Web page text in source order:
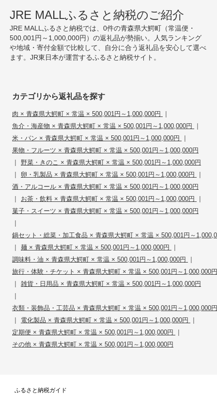
JRE MALLふるさと納税のご紹介
JRE MALLふるさと納税では、0件の青森県大鰐町（常温便・
500,001円～1,000,000円）の返礼品が勢揃い。人気ランキング
や地域・寄付金額で比較して、自分に合う返礼品を安心して選べ
ます。JR東日本が運営するふるさと納税サイト。
カテゴリから返礼品を探す
肉 × 青森県大鰐町 × 常温 × 500,001円～1,000,000円 |
魚介・海産物 × 青森県大鰐町 × 常温 × 500,001円～1,000,000円 |
米・パン × 青森県大鰐町 × 常温 × 500,001円～1,000,000円 |
果物・フルーツ × 青森県大鰐町 × 常温 × 500,001円～1,000,000円
| 野菜・きのこ × 青森県大鰐町 × 常温 × 500,001円～1,000,000円
| 卵・乳製品 × 青森県大鰐町 × 常温 × 500,001円～1,000,000円 |
酒・アルコール × 青森県大鰐町 × 常温 × 500,001円～1,000,000円
| お茶・飲料 × 青森県大鰐町 × 常温 × 500,001円～1,000,000円 |
菓子・スイーツ × 青森県大鰐町 × 常温 × 500,001円～1,000,000円
|
鍋セット・総菜・加工食品 × 青森県大鰐町 × 常温 × 500,001円～
| 麺 × 青森県大鰐町 × 常温 × 500,001円～1,000,000円 |
調味料・油 × 青森県大鰐町 × 常温 × 500,001円～1,000,000円 |
旅行・体験・チケット × 青森県大鰐町 × 常温 × 500,001円～1,000,000円
| 雑貨・日用品 × 青森県大鰐町 × 常温 × 500,001円～1,000,000円
|
衣類・装飾品・工芸品 × 青森県大鰐町 × 常温 × 500,001円～1,000,000円
| 電化製品 × 青森県大鰐町 × 常温 × 500,001円～1,000,000円 |
定期便 × 青森県大鰐町 × 常温 × 500,001円～1,000,000円 |
その他 × 青森県大鰐町 × 常温 × 500,001円～1,000,000円
ふるさと納税ガイド